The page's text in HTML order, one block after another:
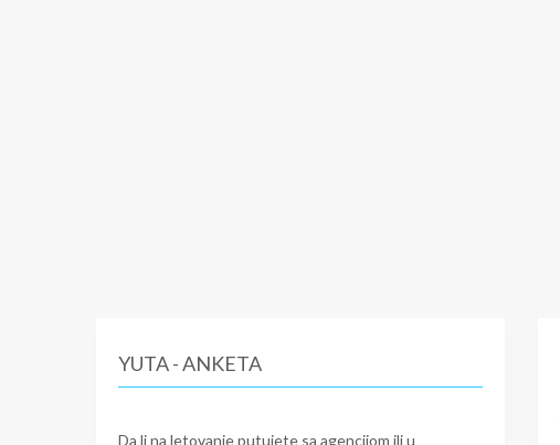
YUTA - ANKETA
Da li na letovanje putujete sa agencijom ili u